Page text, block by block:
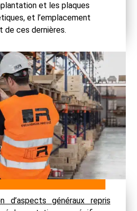
et les plaques
et l’emplacement
de ces dernières.
d’aspects généraux repris